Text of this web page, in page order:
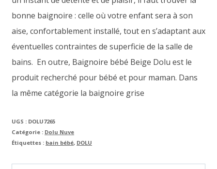
bonne baignoire : celle où votre enfant sera à son
aise, confortablement installé, tout en s’adaptant aux
éventuelles contraintes de superficie de la salle de
bains. En outre, Baignoire bébé Beige Dolu est le
produit recherché pour bébé et pour maman. Dans
la même catégorie la baignoire grise
UGS : DOLU7265
Catégorie : Dolu Nuve
Étiquettes : bain bébé, DOLU